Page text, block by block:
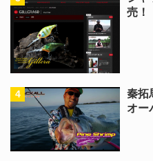
売！
秦拓
オー